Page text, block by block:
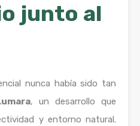
junto al
nunca había sido tan
, un desarrollo que
y entorno natural.